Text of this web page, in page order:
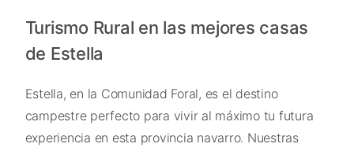
Turismo Rural en las mejores casas
de Estella
Estella, en la Comunidad Foral, es el destino
campestre perfecto para vivir al máximo tu futura
experiencia en esta provincia navarro. Nuestras